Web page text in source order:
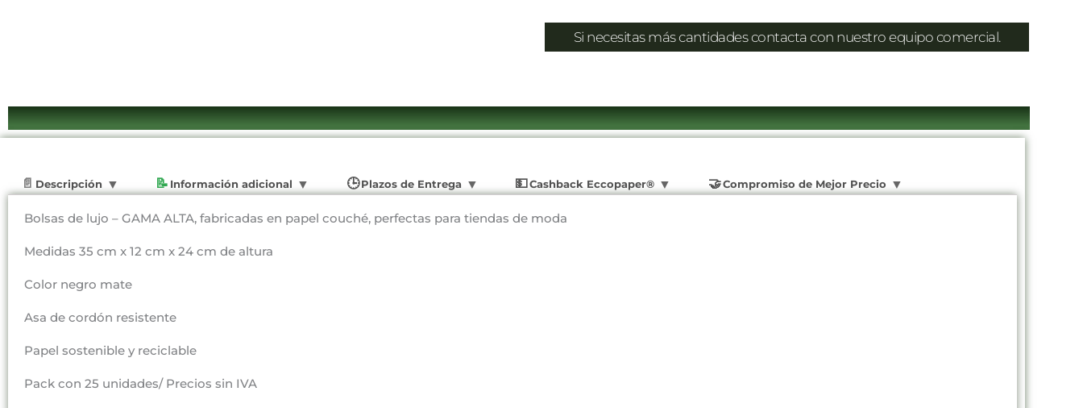
Si necesitas más cantidades contacta con nuestro equipo comercial.
Descripción Información adicional Plazos de Entrega Cashback Eccopaper® Compromiso de Mejor Precio
Bolsas de lujo – GAMA ALTA, fabricadas en papel couché, perfectas para tiendas de moda
Medidas 35 cm x 12 cm x 24 cm de altura
Color negro mate
Asa de cordón resistente
Papel sostenible y reciclable
Pack con 25 unidades/ Precios sin IVA